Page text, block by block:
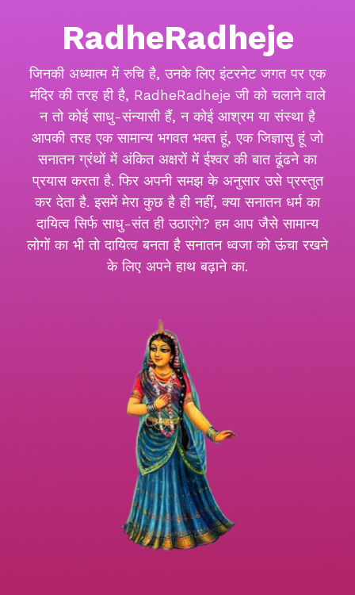
RadheRadheje
जिनकी अध्यात्म में रुचि है, उनके लिए इंटरनेट जगत पर एक
मंदिर की तरह ही है, RadheRadheje जी को चलाने वाले
न तो कोई साधु-संन्यासी हैं, न कोई आश्रम या संस्था है
आपकी तरह एक सामान्य भगवत भक्त हूं, एक जिज्ञासु हूं जो
सनातन ग्रंथों में अंकित अक्षरों में ईश्वर की बात ढूंढने का
प्रयास करता है. फिर अपनी समझ के अनुसार उसे प्रस्तुत
कर देता है. इसमें मेरा कुछ है ही नहीं, क्या सनातन धर्म का
दायित्व सिर्फ साधु-संत ही उठाएंगे? हम आप जैसे सामान्य
लोगों का भी तो दायित्व बनता है सनातन ध्वजा को ऊंचा रखने
के लिए अपने हाथ बढ़ाने का.